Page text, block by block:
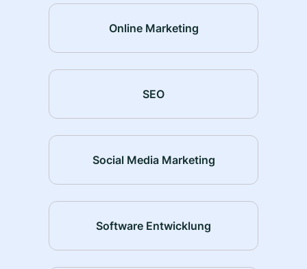
Online Marketing
SEO
Social Media Marketing
Software Entwicklung